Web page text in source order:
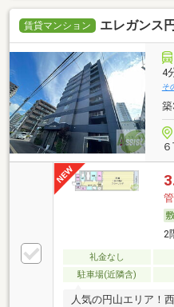
賃貸マンション エレガンス
4
そ
2
礼金なし
駐車場(近隣含)
人気の円山エリア！